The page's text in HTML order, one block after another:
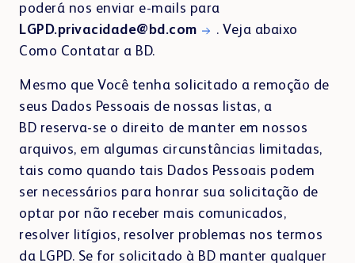
poderá nos enviar e-mails para
LGPD.privacidade@bd.com
. Veja abaixo
Como Contatar a BD.
Mesmo que Você tenha solicitado a remoção de
seus Dados Pessoais de nossas listas, a
BD reserva-se o direito de manter em nossos
arquivos, em algumas circunstâncias limitadas,
tais como quando tais Dados Pessoais podem
ser necessários para honrar sua solicitação de
optar por não receber mais comunicados,
resolver litígios, resolver problemas nos termos
da LGPD. Se for solicitado à BD manter qualquer